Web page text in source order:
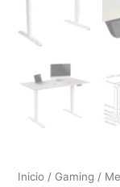
Inicio / Gaming /